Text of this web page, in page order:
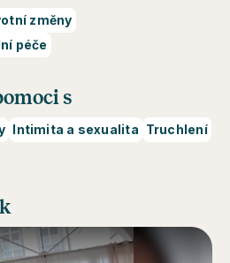
změny
péče
s
Intimita a sexualita Truchlení